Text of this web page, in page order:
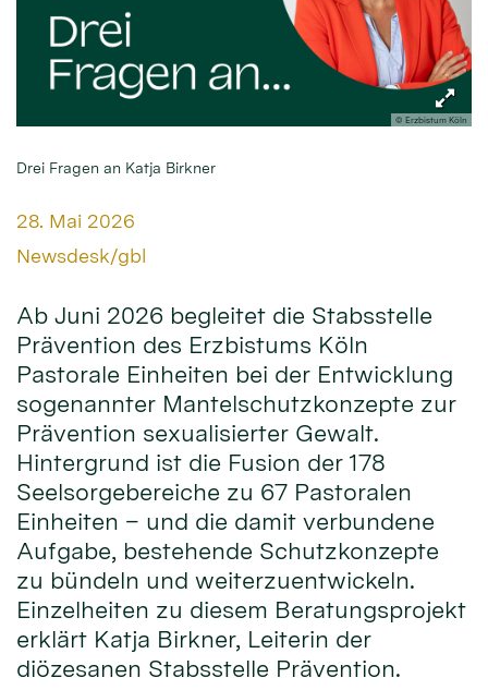
© Erzbistum Köln
Drei Fragen an Katja Birkner
Datum:
28. Mai 2026
Von:
Newsdesk/gbl
Ab Juni 2026 begleitet die Stabsstelle
Prävention des Erzbistums Köln
Pastorale Einheiten bei der Entwicklung
sogenannter Mantelschutzkonzepte zur
Prävention sexualisierter Gewalt.
Hintergrund ist die Fusion der 178
Seelsorgebereiche zu 67 Pastoralen
Einheiten – und die damit verbundene
Aufgabe, bestehende Schutzkonzepte
zu bündeln und weiterzuentwickeln.
Einzelheiten zu diesem Beratungsprojekt
erklärt Katja Birkner, Leiterin der
diözesanen Stabsstelle Prävention.